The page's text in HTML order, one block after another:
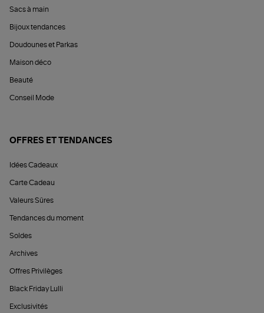
Sacs à main
Bijoux tendances
Doudounes et Parkas
Maison déco
Beauté
Conseil Mode
OFFRES ET TENDANCES
Idées Cadeaux
Carte Cadeau
Valeurs Sûres
Tendances du moment
Soldes
Archives
Offres Privilèges
Black Friday Lulli
Exclusivités